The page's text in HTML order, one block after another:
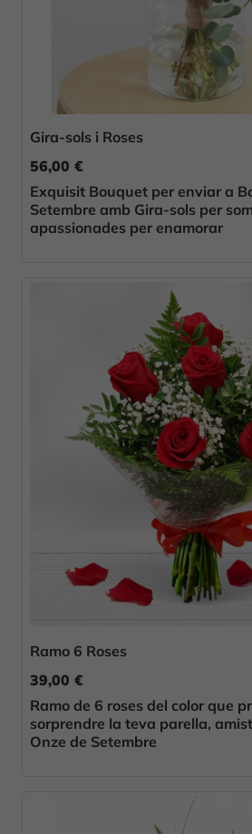
Gira-sols i Roses
56,00 €
Exquisit Bouquet per enviar a
Setembre amb Gira-sols per
apassionades per enamorar
Ramo 6 Roses
39,00 €
Ramo de 6 roses del color que
sorprendre la teva parella,
Onze de Setembre